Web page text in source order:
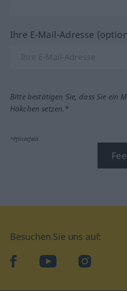
Ihre E-Mail-Adresse
Bitte bestätigen Sie, dass Sie ein
Häkchen setzen.*
*Pflichtfeld
Besuchen Sie uns auf:
facebookYouTube Instagram